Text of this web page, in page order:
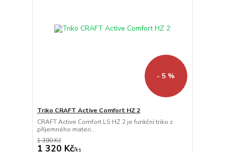
- 5 %
Triko CRAFT Active Comfort HZ 2
CRAFT Active Comfort LS HZ 2 je funkční triko z
příjemného materi...
1 390 Kč
1 320 Kč/ks